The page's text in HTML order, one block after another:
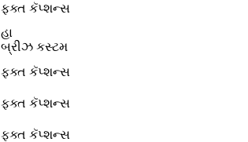
ફક્ત કૅપ્શન્સ
હા
બ્રીઝ કસ્ટમ
ફક્ત કૅપ્શન્સ
ફક્ત કૅપ્શન્સ
ફક્ત કૅપ્શન્સ